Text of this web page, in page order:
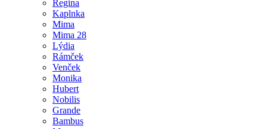
Regina
Kaplnka
Mima
Mima 28
Lýdia
Rámček
Venček
Monika
Hubert
Nobilis
Grande
Bambus